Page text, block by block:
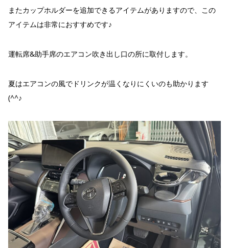
またカップホルダーを追加できるアイテムがありますので、この
アイテムは非常におすすめです♪
運転席&助手席のエアコン吹き出し口の所に取付します。
夏はエアコンの風でドリンクが温くなりにくいのも助かります
(^^♪